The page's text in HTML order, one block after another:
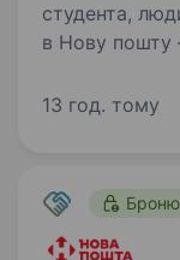
студента, людину з
в Нову пошту
ми в пошуку
13 год. тому